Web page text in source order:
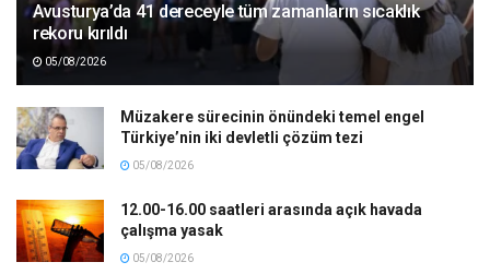
Avusturya’da 41 dereceyle tüm zamanların sıcaklık
rekoru kırıldı
05/08/2026
Müzakere sürecinin önündeki temel engel
Türkiye’nin iki devletli çözüm tezi
05/08/2026
12.00-16.00 saatleri arasında açık havada
çalışma yasak
05/08/2026